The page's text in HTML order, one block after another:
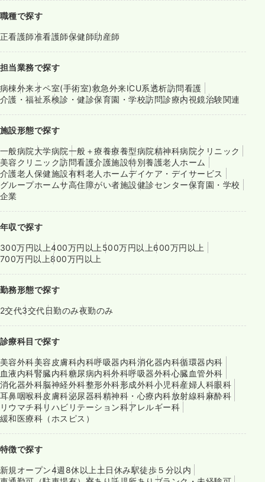
職種で探す
正看護師准看護師保健師助産師
担当業務で探す
病棟外来オペ室(手術室)救急外来ICU系透析訪問看護
介護・福祉系検診・健診保育園・学校訪問診療内視鏡治験関連
施設形態で探す
一般病院大学病院一般＋療養療養型病院精神科病院クリニック
美容クリニック訪問看護介護施設特別養護老人ホーム
介護老人保健施設有料老人ホームデイケア・デイサービス
グループホームサ高住障がい者施設健診センター保育園・学校
企業
年収で探す
300万円以上400万円以上 500万円以上600万円以上
700万円以上800万円以上
勤務形態で探す
2交代3交代日勤のみ夜勤のみ
診療科目で探す
美容外科美容皮膚科内科呼吸器内科消化器内科循環器内科
血液内科腎臓内科糖尿病内科外科呼吸器外科心臓血管外科
消化器外科脳神経外科整形外科形成外科小児科産婦人科眼科
耳鼻咽喉科皮膚科泌尿器科精神科・心療内科放射線科麻酔科
リウマチ科リハビリテーション科アレルギー科
緩和医療科（ホスピス）
特徴で探す
新規オープン4週8休以上 土日休み駅徒歩５分以内